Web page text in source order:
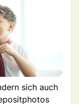
sich auch